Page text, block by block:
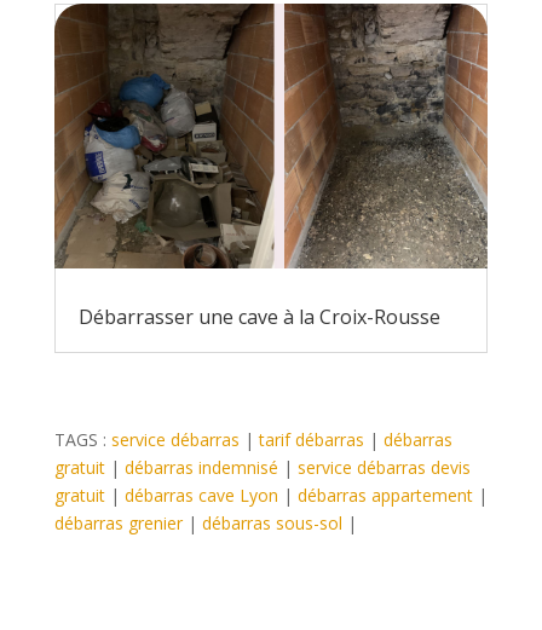
Débarrasser une cave à la Croix-Rousse
TAGS : service débarras |tarif débarras | débarras
gratuit| débarras indemnisé | service débarras devis
gratuit| débarras cave Lyon | débarras appartement|
débarras grenier| débarras sous-sol |